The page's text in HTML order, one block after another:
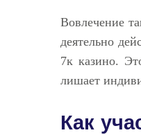
Вовлечение
деятельно
7к казино.
лишает
Как